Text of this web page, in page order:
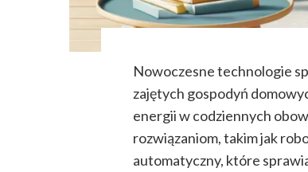
Nowoczesne technologie
zajętych gospodyń
energii w codziennych
rozwiązaniom, takim jak
automatyczny, które